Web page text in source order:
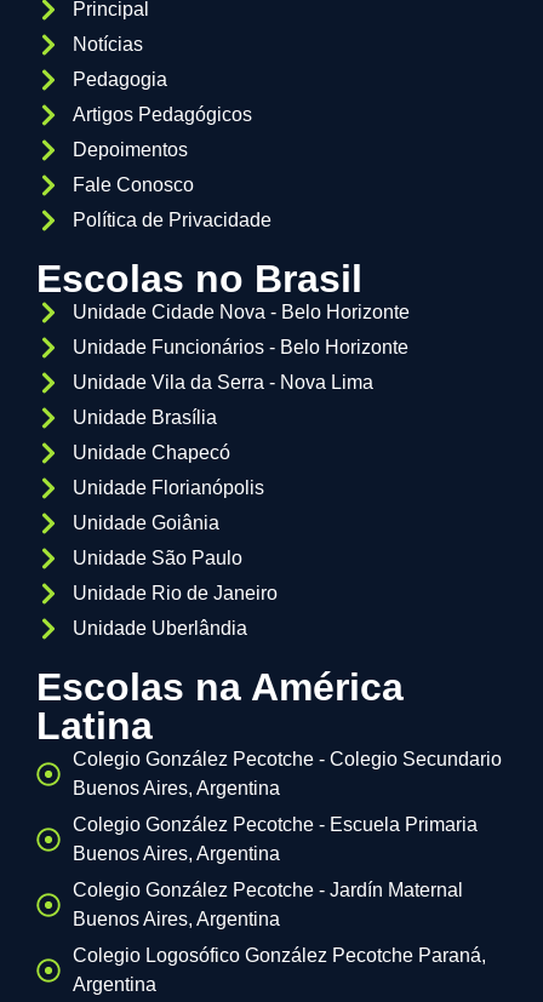
Principal
Notícias
Pedagogia
Artigos Pedagógicos
Depoimentos
Fale Conosco
Política de Privacidade
Escolas no Brasil
Unidade Cidade Nova - Belo Horizonte
Unidade Funcionários - Belo Horizonte
Unidade Vila da Serra - Nova Lima
Unidade Brasília
Unidade Chapecó
Unidade Florianópolis
Unidade Goiânia
Unidade São Paulo
Unidade Rio de Janeiro
Unidade Uberlândia
Escolas na América
Latina
Colegio González Pecotche - Colegio Secundario
Buenos Aires, Argentina
Colegio González Pecotche - Escuela Primaria
Buenos Aires, Argentina
Colegio González Pecotche - Jardín Maternal
Buenos Aires, Argentina
Colegio Logosófico González Pecotche Paraná,
Argentina